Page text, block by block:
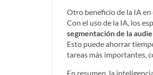
Otro beneficio de la IA en
Con el uso de la IA, los
segmentación de la
Esto puede ahorrar
tareas más importantes,
En resumen, la